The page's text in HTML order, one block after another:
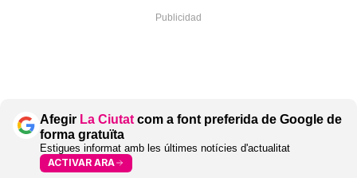
Afegir La Ciutat com a font preferida de Google de
forma gratuïta
Estigues informat amb les últimes notícies d'actualitat
ACTIVAR ARA